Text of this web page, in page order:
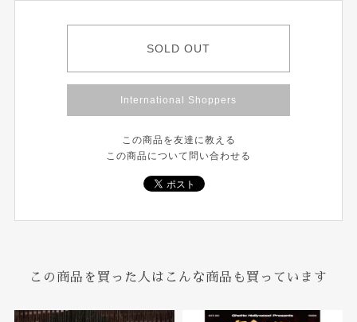
SOLD OUT
International Shoppers
この商品を友達に教える
この商品について問い合わせる
この商品を買った人はこんな商品も買っています